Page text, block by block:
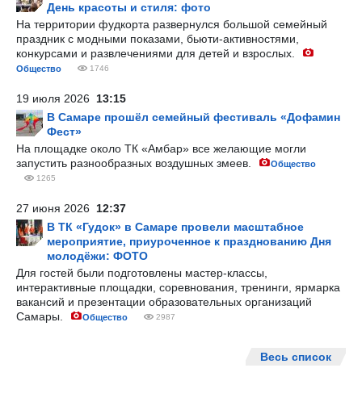
День красоты и стиля: фото
На территории фудкорта развернулся большой семейный
праздник с модными показами, бьюти-активностями,
конкурсами и развлечениями для детей и взрослых.
Общество 1746
19 июля 2026 13:15
В Самаре прошёл семейный фестиваль «Дофамин
Фест»
На площадке около ТК «Амбар» все желающие могли
запустить разнообразных воздушных змеев.
Общество
1265
27 июня 2026 12:37
В ТК «Гудок» в Самаре провели масштабное
мероприятие, приуроченное к празднованию Дня
молодёжи: ФОТО
Для гостей были подготовлены мастер-классы,
интерактивные площадки, соревнования, тренинги, ярмарка
вакансий и презентации образовательных организаций
Самары.
Общество 2987
Весь список